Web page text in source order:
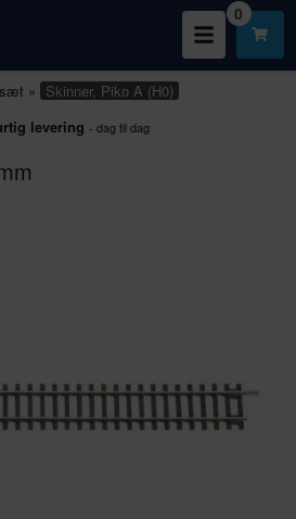
0
» Skinner, Piko A (H0)
levering - dag til dag